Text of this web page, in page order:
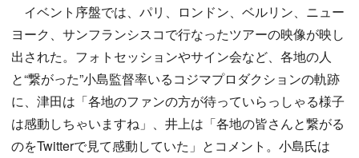
イベント序盤では、パリ、ロンドン、ベルリン、ニュー
ヨーク、サンフランシスコで行なったツアーの映像が映し
出された。フォトセッションやサイン会など、各地の人
と“繋がった”小島監督率いるコジマプロダクションの軌跡
に、津田は「各地のファンの方が待っていらっしゃる様子
は感動しちゃいますね」、井上は「各地の皆さんと繋がる
のをTwitterで見て感動していた」とコメント。小島氏は